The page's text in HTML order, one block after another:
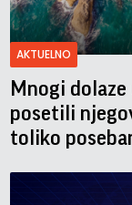
AKTUELNO
Mnogi
posetili
toliko